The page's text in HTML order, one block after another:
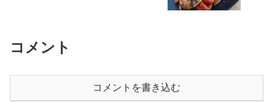
コメント
コメントを書き込む